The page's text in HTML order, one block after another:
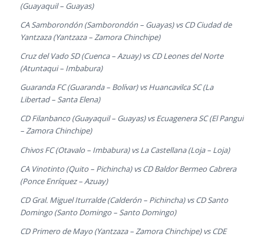
(Guayaquil – Guayas)
CA Samborondón (Samborondón – Guayas) vs CD Ciudad de
Yantzaza (Yantzaza – Zamora Chinchipe)
Cruz del Vado SD (Cuenca – Azuay) vs CD Leones del Norte
(Atuntaqui – Imbabura)
Guaranda FC (Guaranda – Bolívar) vs Huancavilca SC (La
Libertad – Santa Elena)
CD Filanbanco (Guayaquil – Guayas) vs Ecuagenera SC (El Pangui
– Zamora Chinchipe)
Chivos FC (Otavalo – Imbabura) vs La Castellana (Loja – Loja)
CA Vinotinto (Quito – Pichincha) vs CD Baldor Bermeo Cabrera
(Ponce Enríquez – Azuay)
CD Gral. Miguel Iturralde (Calderón – Pichincha) vs CD Santo
Domingo (Santo Domingo – Santo Domingo)
CD Primero de Mayo (Yantzaza – Zamora Chinchipe) vs CDE